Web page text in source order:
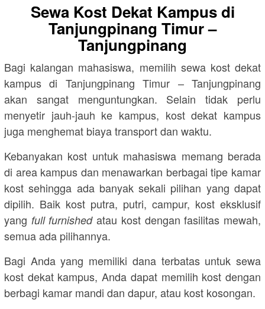
Sewa Kost Dekat Kampus di
Tanjungpinang Timur –
Tanjungpinang
Bagi kalangan mahasiswa, memilih sewa kost dekat
kampus di Tanjungpinang Timur – Tanjungpinang
akan sangat menguntungkan. Selain tidak perlu
menyetir jauh-jauh ke kampus, kost dekat kampus
juga menghemat biaya transport dan waktu.
Kebanyakan kost untuk mahasiswa memang berada
di area kampus dan menawarkan berbagai tipe kamar
kost sehingga ada banyak sekali pilihan yang dapat
dipilih. Baik kost putra, putri, campur, kost eksklusif
yang full furnishedatau kost dengan fasilitas mewah,
semua ada pilihannya.
Bagi Anda yang memiliki dana terbatas untuk sewa
kost dekat kampus, Anda dapat memilih kost dengan
berbagi kamar mandi dan dapur, atau kost kosongan.